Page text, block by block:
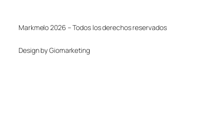
Markmelo 2026 – Todos los derechos reservados
Design by Giomarketing